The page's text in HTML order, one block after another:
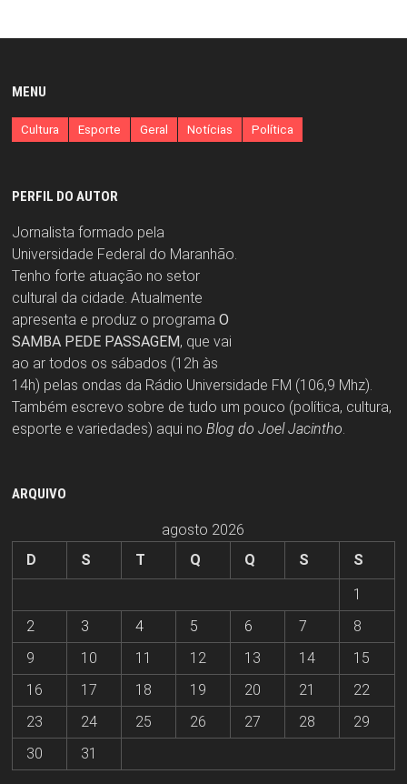
MENU
Cultura Esporte Geral Notícias Política
PERFIL DO AUTOR
Jornalista formado pela
Universidade Federal do Maranhão.
Tenho forte atuação no setor
cultural da cidade. Atualmente
apresenta e produz o programa O
SAMBA PEDE PASSAGEM, que vai
ao ar todos os sábados (12h às
14h) pelas ondas da Rádio Universidade FM (106,9 Mhz).
Também escrevo sobre de tudo um pouco (política, cultura,
esporte e variedades) aqui no Blog do Joel Jacintho.
ARQUIVO
agosto 2026
D
S T Q Q S
S
1
2
3 4 5 6 7
8
9
10 11 12 13 14
15
16
17 18 19 20 21
22
23
24 25 26 27 28
29
30
31